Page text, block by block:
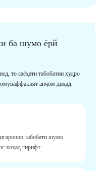
ба шумо ёрй
то саёҳати табобатии худро
анҷом диҳад.
табобати шумо
хоҳад гирифт